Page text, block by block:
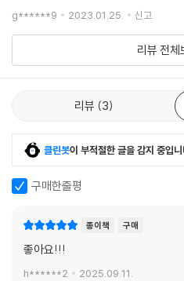
형에 익숙해지고 시험을 대비할 수 있다. 시험을 앞두고 있는 N1 수험자
면 다락원 JLPT
g******9 2023.01.25. 신고
리뷰 전체
리뷰 3
클린봇이 부적절한 글을 감지 중입니
구매한줄평
종이책 구매
좋아요!!!
h******2 2025.09.11.